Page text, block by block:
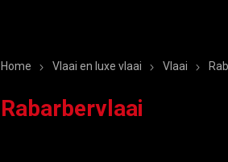
Home Vlaai en luxe vlaai Vlaai
Rabarbervlaai